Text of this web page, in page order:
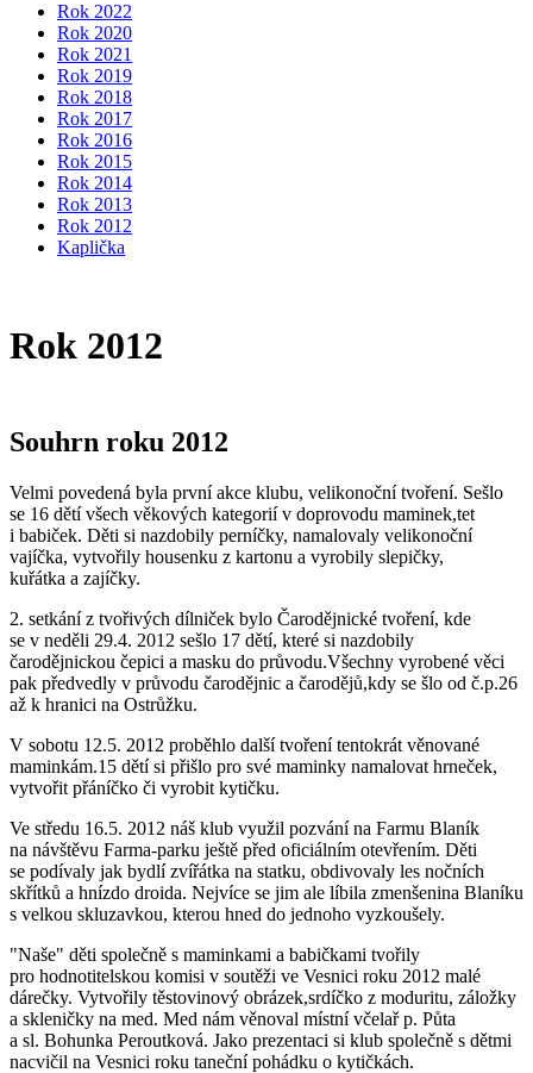
Rok 2022
Rok 2020
Rok 2021
Rok 2019
Rok 2018
Rok 2017
Rok 2016
Rok 2015
Rok 2014
Rok 2013
Rok 2012
Kaplička
Rok 2012
Souhrn roku 2012
Velmi povedená byla první akce klubu, velikonoční tvoření. Sešlo
se 16 dětí všech věkových kategorií v doprovodu maminek,tet
i babiček. Děti si nazdobily perníčky, namalovaly velikonoční
vajíčka, vytvořily housenku z kartonu a vyrobily slepičky,
kuřátka a zajíčky.
2. setkání z tvořivých dílniček bylo Čarodějnické tvoření, kde
se v neděli 29.4. 2012 sešlo 17 dětí, které si nazdobily
čarodějnickou čepici a masku do průvodu.Všechny vyrobené věci
pak předvedly v průvodu čarodějnic a čarodějů,kdy se šlo od č.p.26
až k hranici na Ostrůžku.
V sobotu 12.5. 2012 proběhlo další tvoření tentokrát věnované
maminkám.15 dětí si přišlo pro své maminky namalovat hrneček,
vytvořit přáníčko či vyrobit kytičku.
Ve středu 16.5. 2012 náš klub využil pozvání na Farmu Blaník
na návštěvu Farma-parku ještě před oficiálním otevřením. Děti
se podívaly jak bydlí zvířátka na statku, obdivovaly les nočních
skřítků a hnízdo droida. Nejvíce se jim ale líbila zmenšenina Blaníku
s velkou skluzavkou, kterou hned do jednoho vyzkoušely.
"Naše" děti společně s maminkami a babičkami tvořily
pro hodnotitelskou komisi v soutěži ve Vesnici roku 2012 malé
dárečky. Vytvořily těstovinový obrázek,srdíčko z moduritu, záložky
a skleničky na med. Med nám věnoval místní včelař p. Půta
a sl. Bohunka Peroutková. Jako prezentaci si klub společně s dětmi
nacvičil na Vesnici roku taneční pohádku o kytičkách.